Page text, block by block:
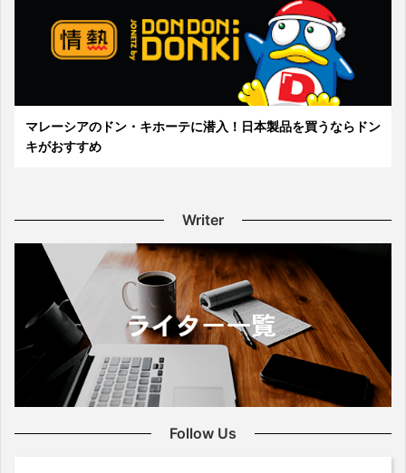
マレーシアのドン・キホーテに潜入！日本製品を買うならドン
キがおすすめ
Writer
Follow Us